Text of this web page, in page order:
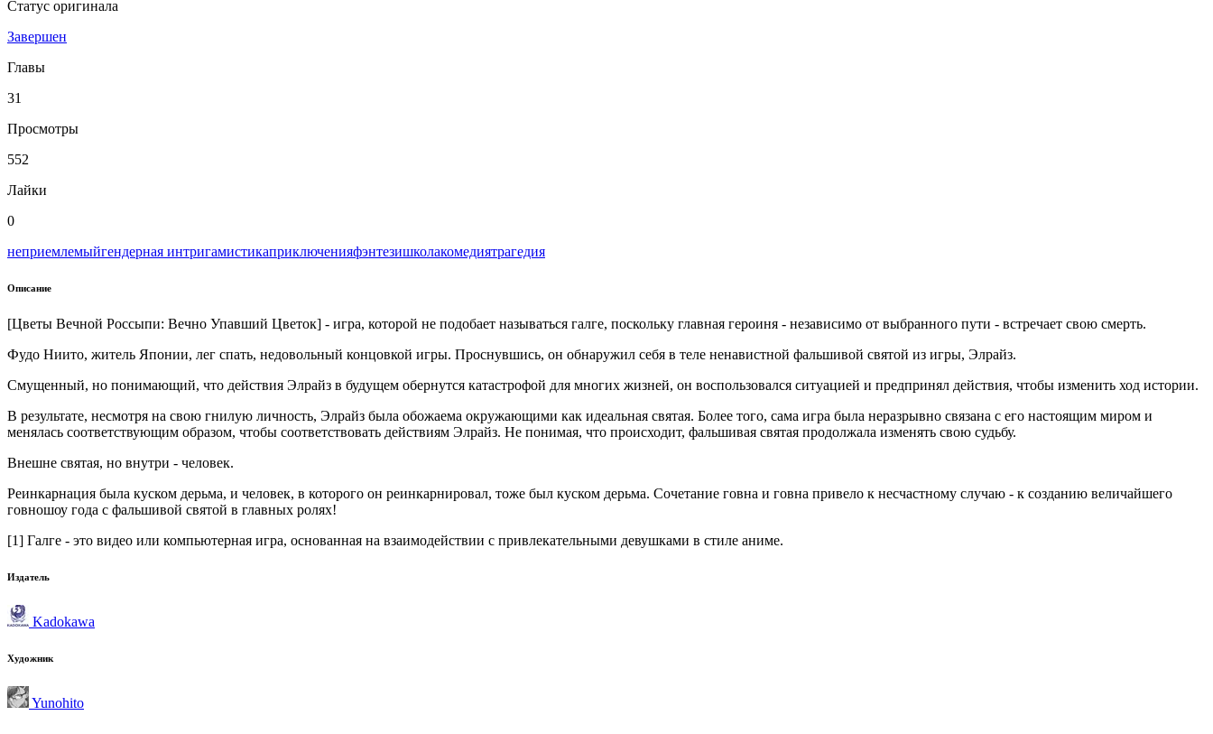
Статус оригинала
Завершен
Главы
31
Просмотры
552
Лайки
0
неприемлемыйгендерная интригамистикаприключенияфэнтезишколакомедиятрагедия
Описание
[Цветы Вечной Россыпи: Вечно Упавший Цветок] - игра, которой не подобает называться галге, поскольку главная героиня - независимо от выбранного пути - встречает свою смерть.
Фудо Ниито, житель Японии, лег спать, недовольный концовкой игры. Проснувшись, он обнаружил себя в теле ненавистной фальшивой святой из игры, Элрайз.
Смущенный, но понимающий, что действия Элрайз в будущем обернутся катастрофой для многих жизней, он воспользовался ситуацией и предпринял действия, чтобы изменить ход истории.
В результате, несмотря на свою гнилую личность, Элрайз была обожаема окружающими как идеальная святая. Более того, сама игра была неразрывно связана с его настоящим миром и
менялась соответствующим образом, чтобы соответствовать действиям Элрайз. Не понимая, что происходит, фальшивая святая продолжала изменять свою судьбу.
Внешне святая, но внутри - человек.
Реинкарнация была куском дерьма, и человек, в которого он реинкарнировал, тоже был куском дерьма. Сочетание говна и говна привело к несчастному случаю - к созданию величайшего
говношоу года с фальшивой святой в главных ролях!
[1] Галге - это видео или компьютерная игра, основанная на взаимодействии с привлекательными девушками в стиле аниме.
Издатель
Kadokawa
Художник
Yunohito